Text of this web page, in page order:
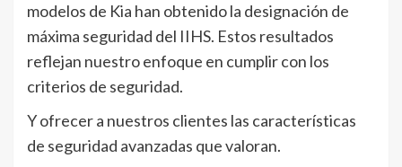
modelos de Kia han obtenido la designación de
máxima seguridad del IIHS. Estos resultados
reflejan nuestro enfoque en cumplir con los
criterios de seguridad.
Y ofrecer a nuestros clientes las características
de seguridad avanzadas que valoran.